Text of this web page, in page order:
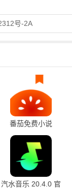
号-2A
番茄免费小说
7.3.1.32 安卓版
汽水音乐 20.4.0 官